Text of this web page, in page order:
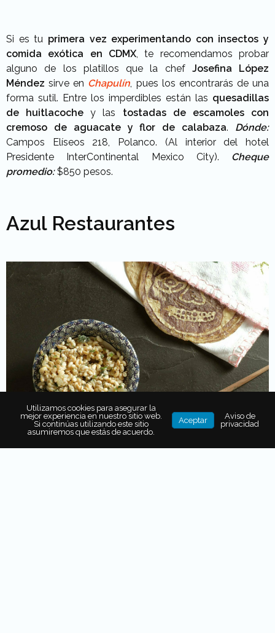
Si es tu primera vez experimentando con insectos y
comida exótica en CDMX , te recomendamos probar
alguno de los platillos que la chef Josefina López
Méndez sirve en Chapulín , pues los encontrarás de una
forma sutil. Entre los imperdibles están las quesadillas
de huitlacoche y las tostadas de escamoles con
cremoso de aguacate y flor de calabaza. Dónde:
Campos Elíseos 218, Polanco. (Al interior del hotel
Presidente InterContinental Mexico City). Cheque
promedio:$850 pesos.
Azul Restaurantes
Utilizamos cookies para asegurar la
mejor experiencia en nuestro sitio web.
Si continúas utilizando este sitio
asumiremos que estás de acuerdo.
Aceptar
Aviso de
privacidad